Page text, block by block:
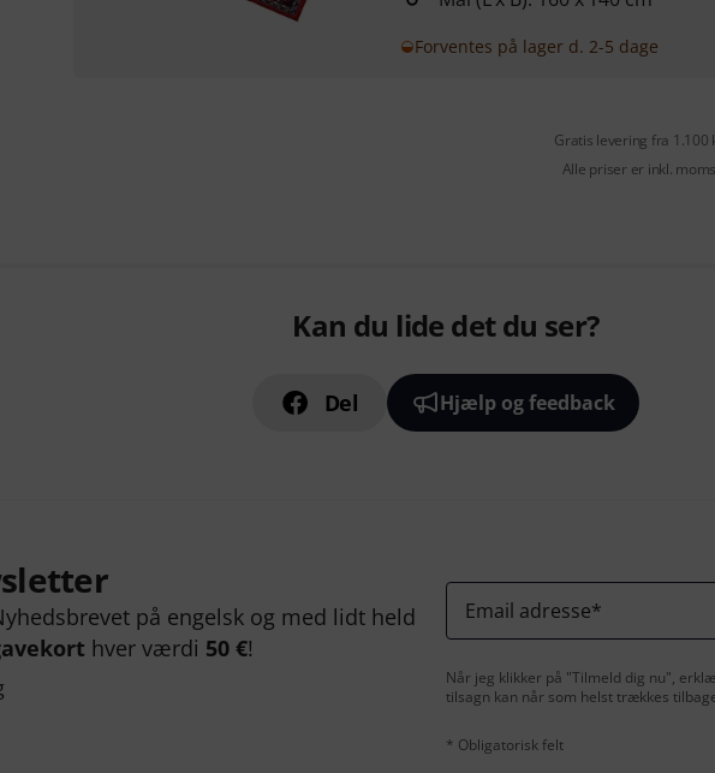
Forventes på lager d. 2-5 dage
Gratis levering fra 1.100
Alle priser er inkl.
Kan du lide det du ser?
Del Hjælp og feedback
på engelsk og med lidt held
hver værdi 50 €!
Email adresse*
Når jeg klikker på "Tilmeld dig nu",
tilsagn kan når som helst trækkes
* Obligatorisk felt